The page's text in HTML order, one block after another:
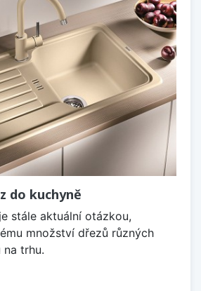
do kuchyně
stále aktuální otázkou,
množství dřezů různých
trhu.